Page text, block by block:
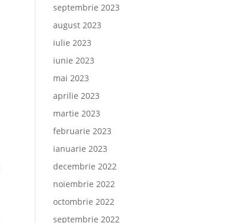
septembrie 2023
august 2023
iulie 2023
iunie 2023
mai 2023
aprilie 2023
martie 2023
februarie 2023
ianuarie 2023
decembrie 2022
noiembrie 2022
octombrie 2022
septembrie 2022